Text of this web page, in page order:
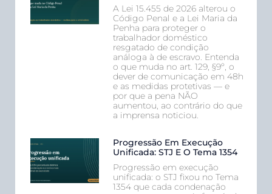
A Lei 15.455 de 2026 alterou o
Código Penal e a Lei Maria da
Penha para proteger o
trabalhador doméstico
resgatado de condição
análoga à de escravo. Entenda
o que muda no art. 129, §9º, o
dever de comunicação em 48h
e as medidas protetivas — e
por que a pena NÃO
aumentou, ao contrário do que
a imprensa noticiou.
Progressão Em Execução
Unificada: STJ E O Tema 1354
Progressão em execução
unificada: o STJ fixou no Tema
1354 que cada condenação